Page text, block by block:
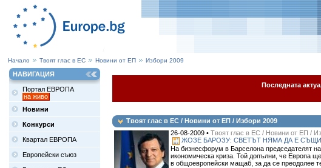
Начало Твоят глас в ЕС Новини от ЕП Избори 2009
НАВИГАЦИЯ
Портал ЕВРОПА
на живо
Новини
Конкурси
Квартал ЕВРОПА
Европейски съюз
Последната
Твоят глас в ЕС / Новини от ЕП / Избори 2009
26-08-2009 • Твоят глас в ЕС / Новини от ЕП /
ЖОЗЕ БАРОЗУ: СВЕТЪТ НЯМА ДА Е
На бизнесфорум в Барселона председателят
икономическа криза. Той допълни, че Европа
в общоевропейски мащаб, за да се преодолее